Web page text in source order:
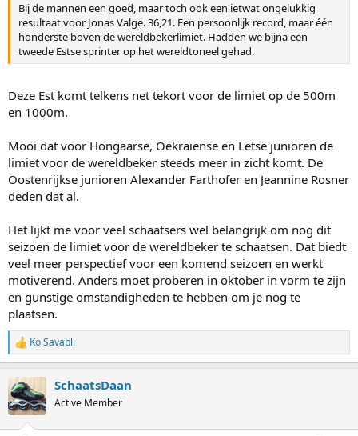
Bij de mannen een goed, maar toch ook een ietwat ongelukkig
resultaat voor Jonas Valge. 36,21. Een persoonlijk record, maar één
honderste boven de wereldbekerlimiet. Hadden we bijna een
tweede Estse sprinter op het wereldtoneel gehad.
Deze Est komt telkens net tekort voor de limiet op de 500m
en 1000m.
Mooi dat voor Hongaarse, Oekraïense en Letse junioren de
limiet voor de wereldbeker steeds meer in zicht komt. De
Oostenrijkse junioren Alexander Farthofer en Jeannine Rosner
deden dat al.
Het lijkt me voor veel schaatsers wel belangrijk om nog dit
seizoen de limiet voor de wereldbeker te schaatsen. Dat biedt
veel meer perspectief voor een komend seizoen en werkt
motiverend. Anders moet proberen in oktober in vorm te zijn
en gunstige omstandigheden te hebben om je nog te
plaatsen.
R
e
c
t
i
Ko Savabli
SchaatsDaan
Active Member